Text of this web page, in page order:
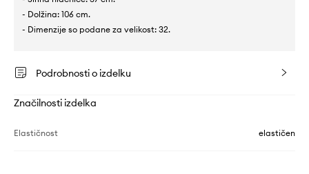
- Dolžina: 106 cm.
- Dimenzije so podane za velikost: 32.
Podrobnosti o izdelku
Značilnosti izdelka
Elastičnost elastičen